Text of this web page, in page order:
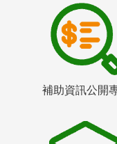
補助資訊公開